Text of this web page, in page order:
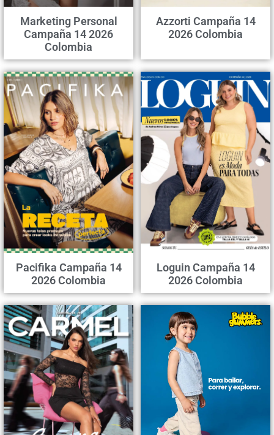
Marketing Personal
Campaña 14 2026
Colombia
Azzorti Campaña 14
2026 Colombia
Pacifika Campaña 14
2026 Colombia
Loguin Campaña 14
2026 Colombia